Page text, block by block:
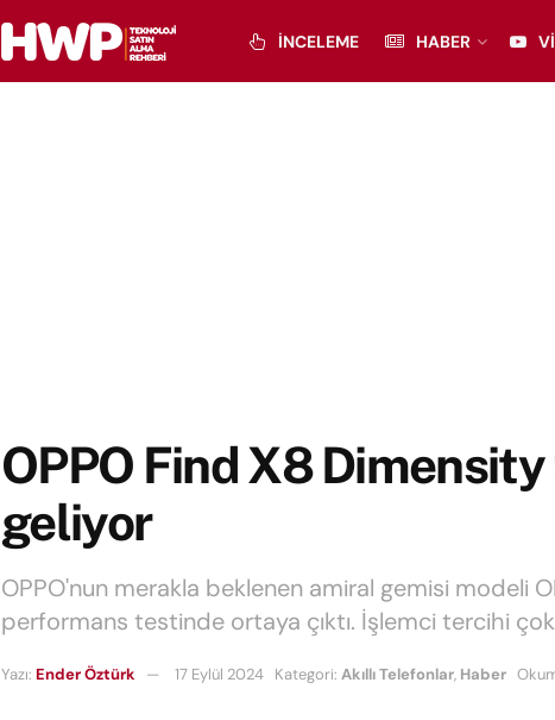
İNCELEME HABER
OPPO Find X8
geliyor
OPPO'nun merakla beklenen amiral gemisi modeli
performans testinde ortaya çıktı. İşlemci tercihi çok
Yazı: Ender Öztürk 17 Eylül 2024 Kategori: Akıllı Telefonlar, Haber